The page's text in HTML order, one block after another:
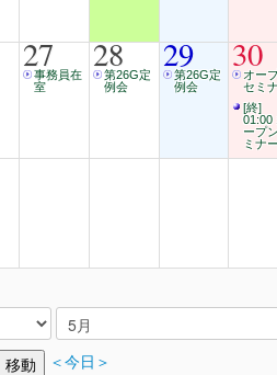
27
事務員在
室
28
第26G定
例会
29
第26G定
例会
30
オー
セミ
[終]
01:00
ープ
ミナ
＜今日＞